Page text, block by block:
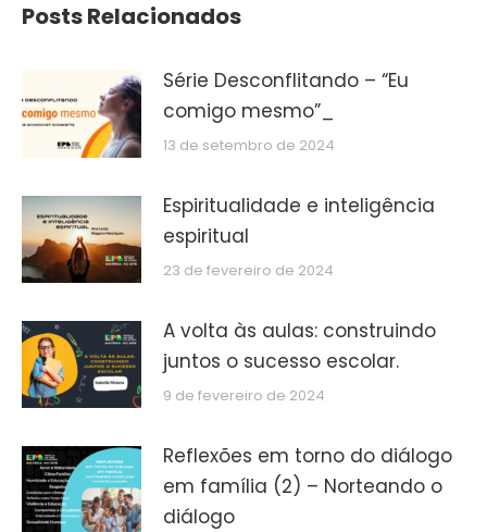
Posts Relacionados
Série Desconflitando – “Eu
comigo mesmo”_
13 de setembro de 2024
Espiritualidade e inteligência
espiritual
23 de fevereiro de 2024
A volta às aulas: construindo
juntos o sucesso escolar.
9 de fevereiro de 2024
Reflexões em torno do diálogo
em família (2) – Norteando o
diálogo